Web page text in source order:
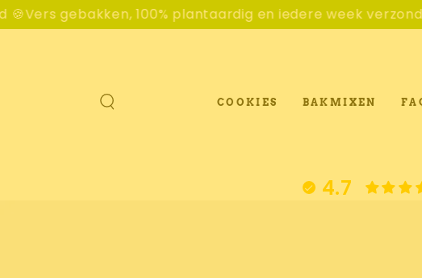
GA NAAR
CONTENT
plantaardig en iedere week verzonden naar
COOKIES BAKMIXEN
4.7